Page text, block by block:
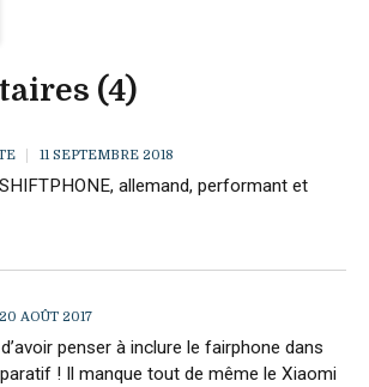
(4)
allemand, performant et
11 SEPTEMBRE 2018
penser à inclure le fairphone dans
! Il manque tout de même le Xiaomi
20 AOÛT 2017